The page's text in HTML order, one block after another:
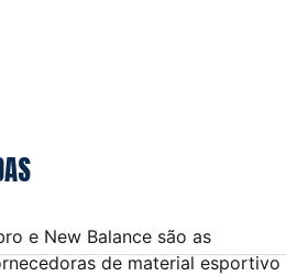
e New Balance são as
de material esportivo